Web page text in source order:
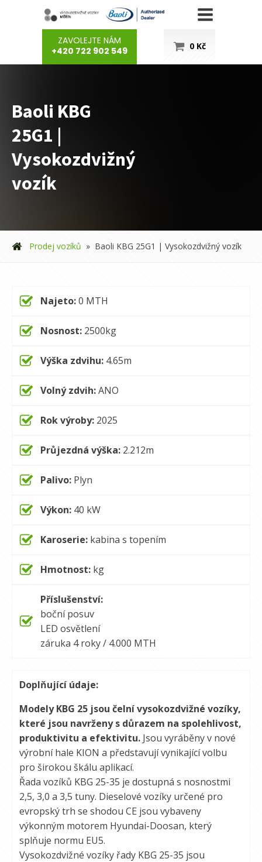
ZAVOLEJTE NÁM
+420 722 902 549
0 Kč
Baoli KBG
25G1 |
Vysokozdvižný
vozík
Prodej vozíků » Baoli KBG 25G1 | Vysokozdvižný vozík
Najeto:0 MTH
Nosnost: 2500kg
Výška zdvihu: 4.65m
Volný zdvih:ANO
Rok výroby: 2025
Průjezdná výška: 2.212m
Palivo: Plyn
Výkon: 40 kW
Karoserie: kabina s topením
Hmotnost: kg
Příslušenství:
boční posuv
LED osvětlení
záruka 4 roky / 4.000 MTH
Doplňující údaje:
Modely KBG 25 jsou čelní vysokozdvižné vozíky,
které jsou navrženy s důrazem na spolehlivost,
produktivitu a efektivitu. Jsou vyráběny v nové
výrobní hale KION a představují vynikající volbu
pro širokou škálu aplikací.
Řada vozíků KBG 25-35 je dostupná s nosnostmi
2,5, 3,0 a 3,5 tuny. Dieselové vozíky určené pro
evropský trh se shodou CE jsou vybaveny
výkonným motorem Hyundai-Doosan, který
splňuje normu EU5.
Vysokozdvižné vozíky řady KBG 25-35 jsou